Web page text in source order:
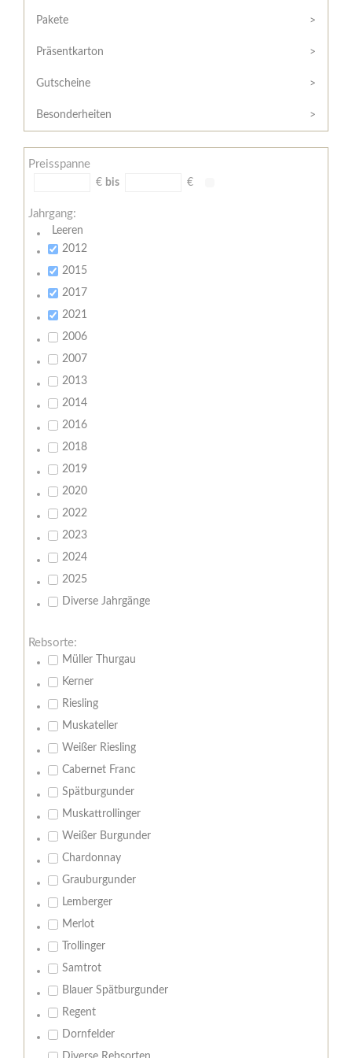
/
Widerrufsformular
AGB
Zahlungsbedingungen
Meine
Pakete
Präsentkarton
Gutscheine
Besonderheiten
Preisspanne
€ bis €
Jahrgang:
Leeren
2012
2015
2017
2021
2006
2007
2013
2014
2016
2018
2019
2020
2022
2023
2024
2025
Diverse Jahrgänge
Rebsorte:
Müller Thurgau
Kerner
Riesling
Muskateller
Weißer Riesling
Cabernet Franc
Spätburgunder
Muskattrollinger
Weißer Burgunder
Chardonnay
Grauburgunder
Lemberger
Merlot
Trollinger
Samtrot
Blauer Spätburgunder
Regent
Dornfelder